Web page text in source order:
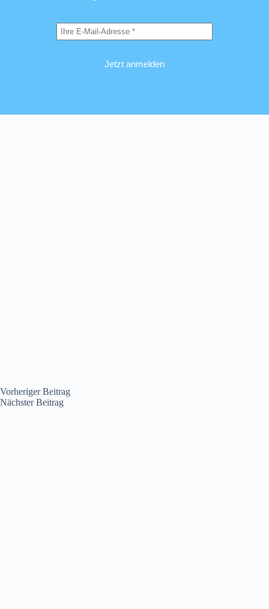
VorherigerBeitrag
NächsterBeitrag